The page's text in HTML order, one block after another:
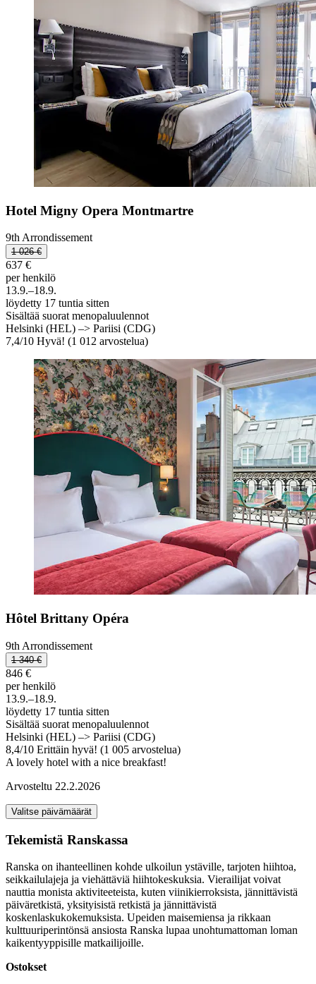
Hotel Migny Opera Montmartre
9th Arrondissement
1 026 €
637 €
per henkilö
13.9.–18.9.
löydetty 17 tuntia sitten
Sisältää suorat menopaluulennot
Helsinki (HEL) –> Pariisi (CDG)
7,4/10 Hyvä! (1 012 arvostelua)
Hôtel Brittany Opéra
9th Arrondissement
1 340 €
846 €
per henkilö
13.9.–18.9.
löydetty 17 tuntia sitten
Sisältää suorat menopaluulennot
Helsinki (HEL) –> Pariisi (CDG)
8,4/10 Erittäin hyvä! (1 005 arvostelua)
A lovely hotel with a nice breakfast!
Arvosteltu 22.2.2026
Valitse päivämäärät
Tekemistä Ranskassa
Ranska on ihanteellinen kohde ulkoilun ystäville, tarjoten hiihtoa,
seikkailulajeja ja viehättäviä hiihtokeskuksia. Vierailijat voivat
nauttia monista aktiviteeteista, kuten viinikierroksista, jännittävistä
päiväretkistä, yksityisistä retkistä ja jännittävistä
koskenlaskukokemuksista. Upeiden maisemiensa ja rikkaan
kulttuuriperintönsä ansiosta Ranska lupaa unohtumattoman loman
kaikentyyppisille matkailijoille.
Ostokset